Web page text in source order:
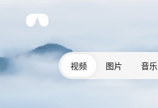
视频 图片 音乐